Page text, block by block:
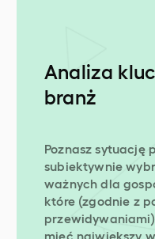
Analiza
branż
Poznasz sytuację
subiektywnie
ważnych dla
które (zgodnie z
mieć największy